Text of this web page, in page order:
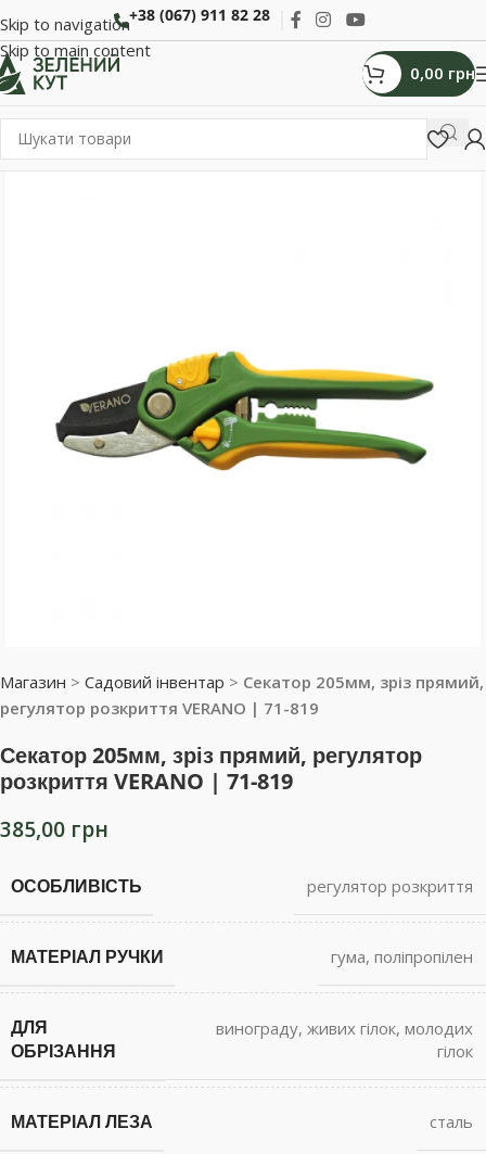
Skip to navigation
Skip to main content
+38 (067) 911 82 28
0,00 грн
Магазин > Садовий інвентар > Секатор 205мм, зріз прямий,
регулятор розкриття VERANO | 71-819
Секатор 205мм, зріз прямий, регулятор
розкриття VERANO | 71-819
385,00 грн
ОСОБЛИВІСТЬ регулятор розкриття
МАТЕРІАЛ РУЧКИ гума, поліпропілен
ДЛЯ
ОБРІЗАННЯ
винограду, живих гілок, молодих
гілок
МАТЕРІАЛ ЛЕЗА сталь